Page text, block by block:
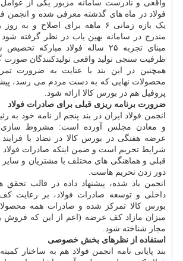
واقعی و نادرست سامانه مزبور یکی از عوامل
فولاد در ماه های گذشته معرفی شده و انجمن
یک بازه زمانی ۶ ماهه برای اصلاح
مندرج در سامانه بهین یاب در نظر گرفته شود
مبنای تجربه ۲۵ ساله فولاد مبارکه
ظرفیت سنجی تولید واقعی تولیدکنندگان صورت
همچنین در این بند با عنایت به ضرورت
محصولات نهایی که به دست مردم می رسد،
پروفیل هم در بورس کالا ارائه شود.
ضرورت برنامه ریزی قبلی برای صادرات فولاد
انجمن فولاد ایران در بند پنجم از نامه خود به
و معادن مجلس آورده است: مشروط سازی
عرضه هفتگی در بورس کالا در تضاد با
شرایط تحریم است و ضمن اینکه صادرات فولاد
قبلی و هماهنگی های مختلف با مشتریان و سایر
دور زدن تحریم هاست.
انجمن یاد شده، پیشنهاد داده در قالب تحقق
داخلی و توسعه صادرات فولاد، بر رعایت
بورس کالا تمرکز شده و صادرات همه
میزان مازاد کف عرضه (اعم از این که فروش
مجاز شناخته شود.
استفاده از نظرهای بخش خصوصی
بند پایانی نامه انجمن فولاد هم به ساختار